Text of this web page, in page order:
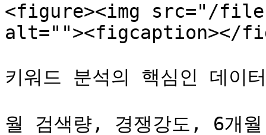
<figure><img src="/files/
alt=""><figcaption></
키워드 분석의 핵심인 데이
월 검색량, 경쟁강도, 6개